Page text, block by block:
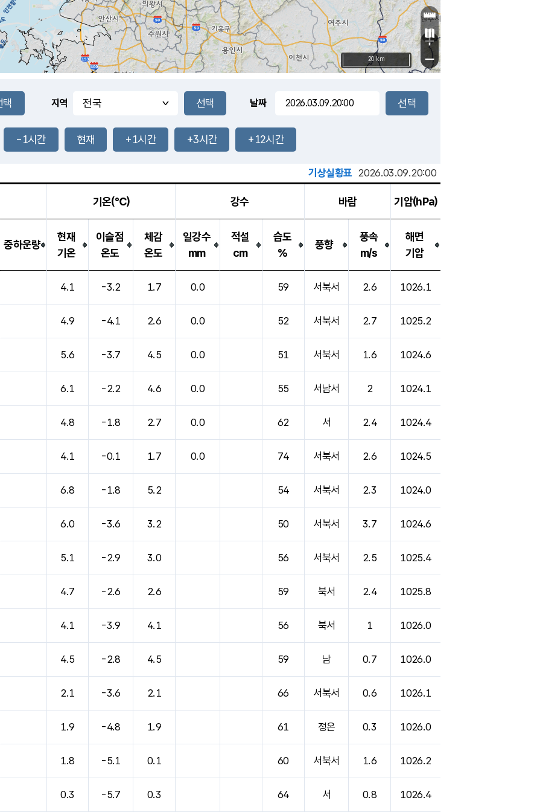
+
−
20 km
지역 날짜
-1시간 현재 +1시간 +3시간 +12시간
기상실황표 2026.03.09.20:00
기온(℃) 강수 바람 기압(hPa)
중하운량
현재
기온
이슬점
온도
체감
온도
일강수
mm
적설
cm
습도
%
풍향
풍속
m/s
해면
기압
4.1 -3.2 1.7 0.0 59 서북서 2.6 1026.1
4.9 -4.1 2.6 0.0 52 서북서 2.7 1025.2
5.6 -3.7 4.5 0.0 51 서북서 1.6 1024.6
6.1 -2.2 4.6 0.0 55 서남서 2 1024.1
4.8 -1.8 2.7 0.0 62 서 2.4 1024.4
4.1 -0.1 1.7 0.0 74 서북서 2.6 1024.5
6.8 -1.8 5.2 54 서북서 2.3 1024.0
6.0 -3.6 3.2 50 서북서 3.7 1024.6
5.1 -2.9 3.0 56 서북서 2.5 1025.4
4.7 -2.6 2.6 59 북서 2.4 1025.8
4.1 -3.9 4.1 56 북서 1 1026.0
4.5 -2.8 4.5 59 남 0.7 1026.0
2.1 -3.6 2.1 66 서북서 0.6 1026.1
1.9 -4.8 1.9 61 정온 0.3 1026.0
1.8 -5.1 0.1 60 서북서 1.6 1026.2
0.3 -5.7 0.3 64 서 0.8 1026.4